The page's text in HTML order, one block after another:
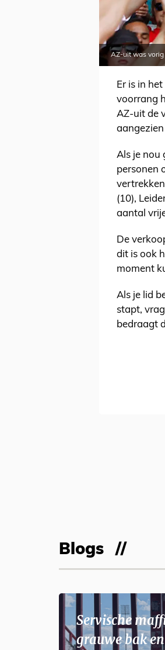
AZ-uit was
Er is in
voorrang
AZ-uit de
Als je nou
personen
(10),
aantal
De
dit is ook
moment
Als je lid
stapt,
bedraagt
Blogs
Servische
grauwe bak